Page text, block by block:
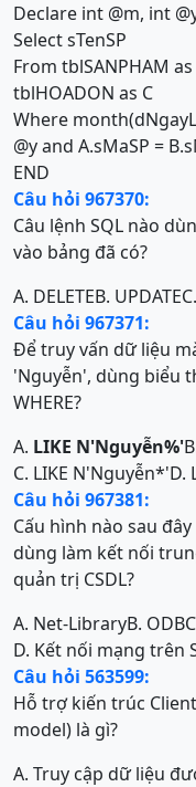
Declare int @m, int
Select sTenSP
From tblSANPHAM
tblHOADON as C
Where
@y and A.sMaSP =
END
Câu hỏi 967370:
Câu lệnh SQL nào
vào bảng đã có?
A. DELETEB. UPDATE
Câu hỏi 967371:
Để truy vấn dữ liệu
'Nguyễn', dùng biểu
WHERE?
A. LIKE N'Nguyễn%'
C. LIKE N'Nguyễn*'D.
Câu hỏi 967381:
Cấu hình nào sau
dùng làm kết nối
quản trị CSDL?
A. Net-LibraryB. ODBC
D. Kết nối mạng trên
Câu hỏi 563599:
Hỗ trợ kiến trúc
model) là gì?
A. Truy cập dữ liệu